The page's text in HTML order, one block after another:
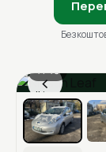
‹
1 / 13
Ціна в